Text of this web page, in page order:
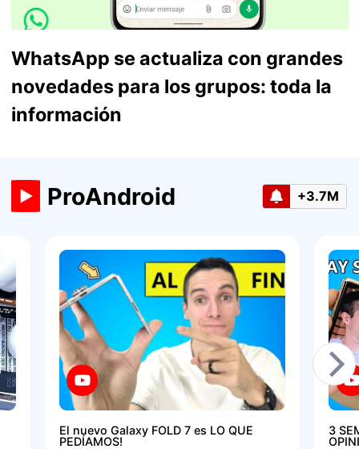
WhatsApp se actualiza con grandes
novedades para los grupos: toda la
información
ProAndroid +3.7M
El nuevo Galaxy FOLD 7 es LO QUE
PEDÍAMOS!
3